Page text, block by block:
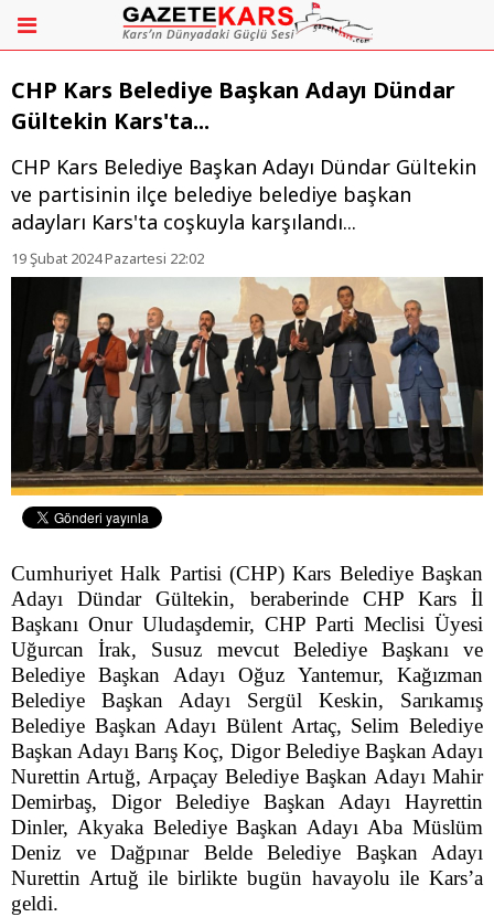
CHP Kars Belediye Başkan Adayı Dündar
Gültekin Kars'ta...
CHP Kars Belediye Başkan Adayı Dündar Gültekin
ve partisinin ilçe belediye belediye başkan
adayları Kars'ta coşkuyla karşılandı...
19 Şubat 2024 Pazartesi 22:02
Cumhuriyet Halk Partisi (CHP) Kars Belediye Başkan
Adayı Dündar Gültekin, beraberinde CHP Kars İl
Başkanı Onur Uludaşdemir, CHP Parti Meclisi Üyesi
Uğurcan İrak, Susuz mevcut Belediye Başkanı ve
Belediye Başkan Adayı Oğuz Yantemur, Kağızman
Belediye Başkan Adayı Sergül Keskin, Sarıkamış
Belediye Başkan Adayı Bülent Artaç, Selim Belediye
Başkan Adayı Barış Koç, Digor Belediye Başkan Adayı
Nurettin Artuğ, Arpaçay Belediye Başkan Adayı Mahir
Demirbaş, Digor Belediye Başkan Adayı Hayrettin
Dinler, Akyaka Belediye Başkan Adayı Aba Müslüm
Deniz ve Dağpınar Belde Belediye Başkan Adayı
Nurettin Artuğ ile birlikte bugün havayolu ile Kars’a
geldi.